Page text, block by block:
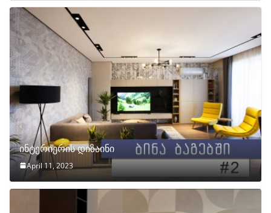
ინტერიერის დიზაინი
April 11, 2023